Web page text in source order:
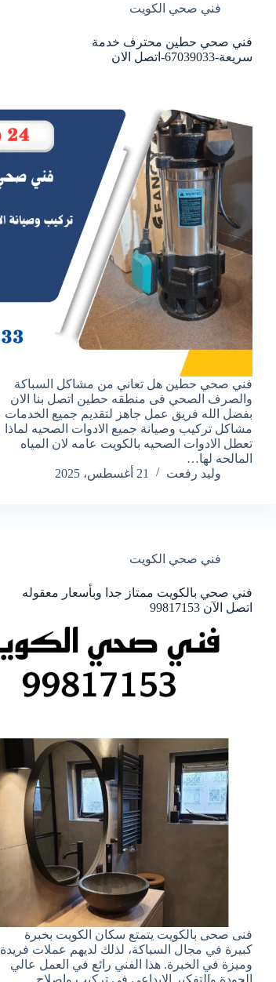
فني صحي الكويت
فني صحي حطين محترف خدمة
سريعة-67039033-اتصل الان
فني صحي حطين هل تعاني من مشاكل السباكة
والصرف الصحي فى منطقه حطين اتصل بنا الان
بفضل الله فريق عمل جاهز لتقديم جميع الخدمات
مشاكل تركيب وصيانة جميع الادوات الصحيه لماذا
تعطل الادوات الصحيه بالكويت عامه لان المياه
المالحه لها…
وليد رفعت
21 أغسطس، 2025
فني صحي الكويت
فني صحي بالكويت ممتاز جدا وبأسعار معقوله
اتصل الآن 99817153
فنى صحى بالكويت يتمتع سكان الكويت بخبرة
كبيرة في مجال السباكة، لذلك لديهم عملات فريدة
وميزة في الخبرة. هذا الفني رائع في العمل عالي
الجودة والتفكير الإبداعي في تركيب وإصلاح